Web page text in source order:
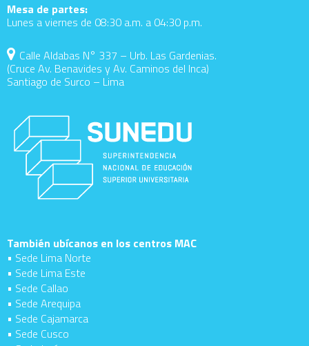
Mesa de partes:
Lunes a viernes de 08:30 a.m. a 04:30 p.m.
Calle Aldabas N° 337 – Urb. Las Gardenias.
(Cruce Av. Benavides y Av. Caminos del Inca)
Santiago de Surco – Lima
También ubícanos en los centros MAC
• Sede Lima Norte
• Sede Lima Este
• Sede Callao
• Sede Arequipa
• Sede Cajamarca
• Sede Cusco